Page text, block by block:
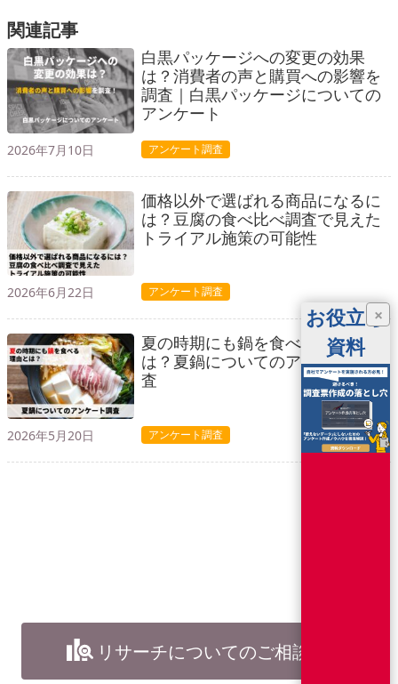
関連記事
白黒パッケージへの変更の効果
は？消費者の声と購買への影響を
調査｜白黒パッケージについての
アンケート
2026年7月10日 アンケート調査
価格以外で選ばれる商品になるに
は？豆腐の食べ比べ調査で見えた
トライアル施策の可能性
2026年6月22日 アンケート調査
夏の時期にも鍋を食べる理由と
は？夏鍋についてのアンケート調
査
2026年5月20日 アンケート調査
リサーチについてのご相談
×
お役立ち
資料